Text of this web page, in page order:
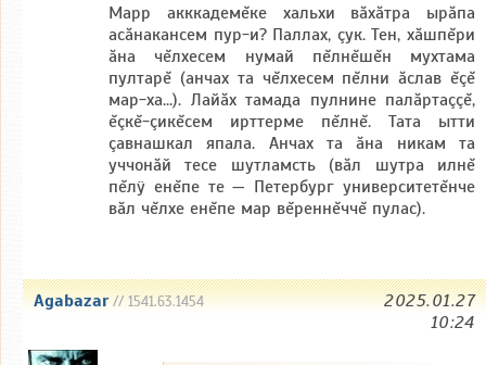
Марр акккадемĕке хальхи вăхăтра ырăпа
асăнакансем пур-и? Паллах, çук. Тен, хăшпĕри
ăна чĕлхесем нумай пĕлнĕшĕн мухтама
пултарĕ (анчах та чĕлхесем пĕлни ăслав ĕçĕ
мар-ха...). Лайăх тамада пулнине палăртаççĕ,
ĕçкĕ-çикĕсем ирттерме пĕлнĕ. Тата ытти
çавнашкал япала. Анчах та ăна никам та
уччонăй тесе шутламсть (вăл шутра илнĕ
пĕлÿ енĕпе те — Петербург университетĕнче
вăл чĕлхе енĕпе мар вĕреннĕччĕ пулас).
Agabazar// 1541.63.1454
2025.01.27
10:24